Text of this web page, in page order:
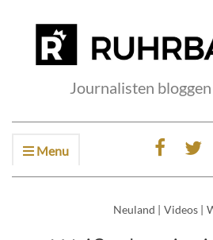
Journalisten
Menu
Neuland | Videos |